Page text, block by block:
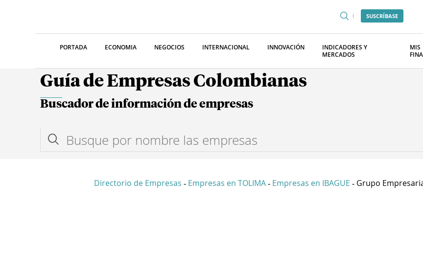
SUSCRÍBASE
PORTADA ECONOMIA NEGOCIOS INTERNACIONAL INNOVACIÓN
INDICADORES Y
MERCADOS
MIS
Guía de Empresas Colombianas
Buscador de información de empresas
Directorio de Empresas - Empresas en TOLIMA - Empresas en IBAGUE - Grupo